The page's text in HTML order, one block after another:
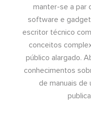
manter-se a par
software e
escritor técnico
conceitos
público alargado.
conhecimentos
de manuais de